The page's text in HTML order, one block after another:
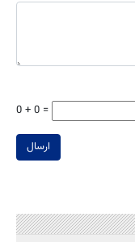
0 + 0 =
ارسال